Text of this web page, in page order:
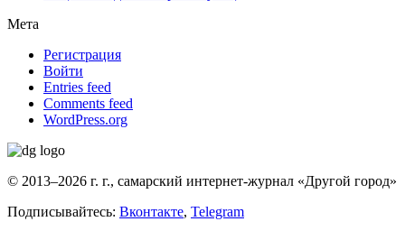
Мета
Регистрация
Войти
Entries feed
Comments feed
WordPress.org
© 2013–2026 г. г., самарский интернет-журнал «Другой город»
Подписывайтесь: Вконтакте, Telegram